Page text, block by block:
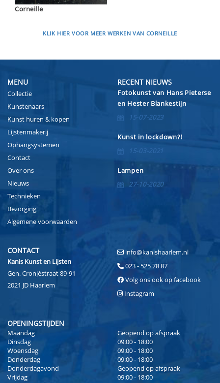
Corneille
KLIK HIER VOOR MEER WERKEN VAN CORNEILLE
MENU
Collectie
Kunstenaars
Kunst huren & kopen
Lijstenmakerij
Ophangsystemen
Contact
Over ons
Nieuws
Technieken
Bezorging
Algemene voorwaarden
RECENT NIEUWS
Fotokunst van Hans Pieterse
en Hester Blankestijn
15-07-2023
Kunst in lockdown?!
15-03-2021
Lampen
27-10-2020
CONTACT
Kanis Kunst en Lijsten
Gen. Cronjéstraat 89-91
2021 JD Haarlem
info@kanishaarlem.nl
023 - 525 78 87
Volg ons ook op facebook
Instagram
OPENINGSTIJDEN
Maandag
Geopend op afspraak
Dinsdag
09:00 - 18:00
Woensdag
09:00 - 18:00
Donderdag
09:00 - 18:00
Donderdagavond
Geopend op afspraak
Vrijdag
09:00 - 18:00